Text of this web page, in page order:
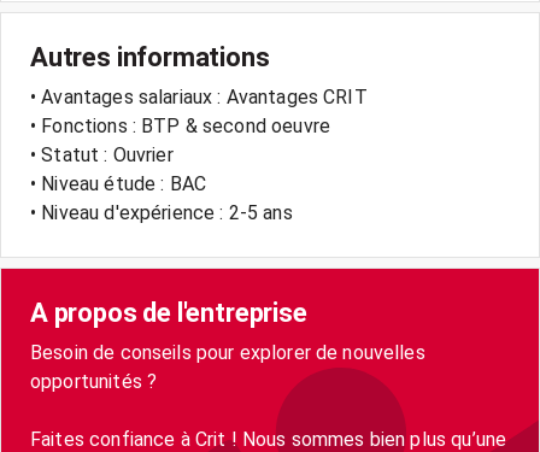
Autres informations
• Avantages salariaux : Avantages CRIT
• Fonctions : BTP & second oeuvre
• Statut : Ouvrier
• Niveau étude : BAC
• Niveau d'expérience : 2-5 ans
A propos de l'entreprise
Besoin de conseils pour explorer de nouvelles
opportunités ?
Faites confiance à Crit ! Nous sommes bien plus qu’une